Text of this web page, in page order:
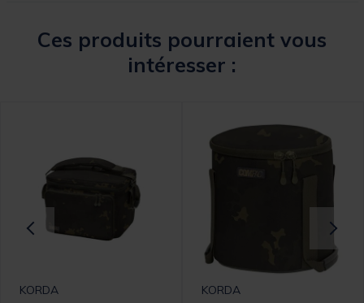
Ces produits pourraient vous
intéresser :
KORDA KORDA